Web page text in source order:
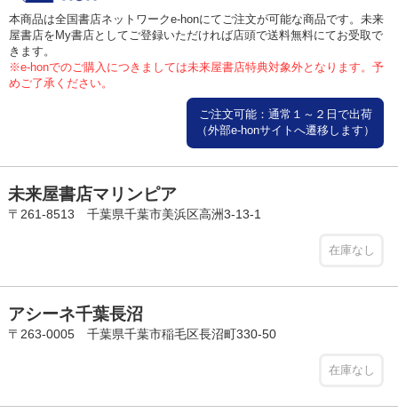
本商品は全国書店ネットワークe-honにてご注文が可能な商品です。未来
屋書店をMy書店としてご登録いただければ店頭で送料無料にてお受取で
きます。
※e-honでのご購入につきましては未来屋書店特典対象外となります。予
めご了承ください。
ご注文可能：通常１～２日で出荷
（外部e-honサイトへ遷移します）
未来屋書店マリンピア
〒261-8513 千葉県千葉市美浜区高洲3-13-1
在庫なし
アシーネ千葉長沼
〒263-0005 千葉県千葉市稲毛区長沼町330-50
在庫なし